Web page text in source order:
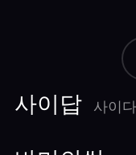
사이답 사이